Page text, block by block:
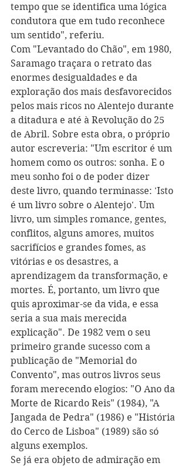
tempo que se identifica uma lógica
condutora que em tudo reconhece
um sentido", referiu.
Com "Levantado do Chão", em 1980,
Saramago traçara o retrato das
enormes desigualdades e da
exploração dos mais desfavorecidos
pelos mais ricos no Alentejo durante
a ditadura e até à Revolução do 25
de Abril. Sobre esta obra, o próprio
autor escreveria: "Um escritor é um
homem como os outros: sonha. E o
meu sonho foi o de poder dizer
deste livro, quando terminasse: 'Isto
é um livro sobre o Alentejo'. Um
livro, um simples romance, gentes,
conflitos, alguns amores, muitos
sacrifícios e grandes fomes, as
vitórias e os desastres, a
aprendizagem da transformação, e
mortes. É, portanto, um livro que
quis aproximar-se da vida, e essa
seria a sua mais merecida
explicação". De 1982 vem o seu
primeiro grande sucesso com a
publicação de "Memorial do
Convento", mas outros livros seus
foram merecendo elogios: "O Ano da
Morte de Ricardo Reis" (1984), "A
Jangada de Pedra" (1986) e "História
do Cerco de Lisboa" (1989) são só
alguns exemplos.
Se já era objeto de admiração em